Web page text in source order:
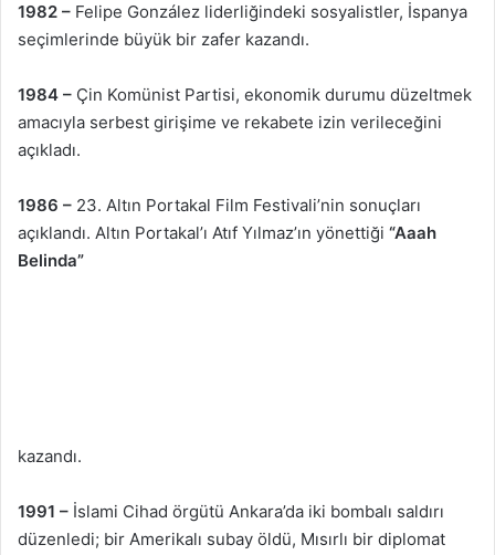
1982 – Felipe González liderliğindeki sosyalistler, İspanya
seçimlerinde büyük bir zafer kazandı.
1984 – Çin Komünist Partisi, ekonomik durumu düzeltmek
amacıyla serbest girişime ve rekabete izin verileceğini
açıkladı.
1986 – 23. Altın Portakal Film Festivali’nin sonuçları
açıklandı. Altın Portakal’ı Atıf Yılmaz’ın yönettiği “Aaah
Belinda”
kazandı.
1991 – İslami Cihad örgütü Ankara’da iki bombalı saldırı
düzenledi; bir Amerikalı subay öldü, Mısırlı bir diplomat